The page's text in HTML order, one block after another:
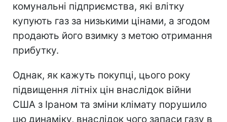
комунальні підприємства, які влітку
купують газ за низькими цінами, а згодом
продають його взимку з метою отримання
прибутку.
Однак, як кажуть покупці, цього року
підвищення літніх цін внаслідок війни
США з Іраном та зміни клімату порушило
цю динаміку, внаслідок чого запаси газу в